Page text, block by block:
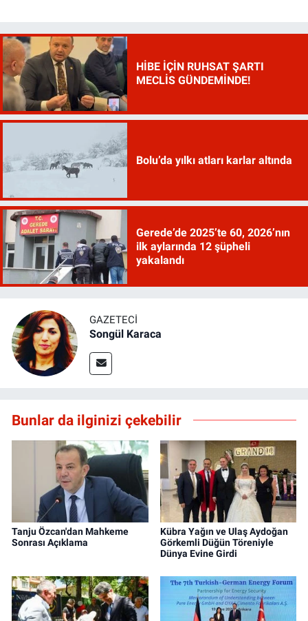
HİBE İÇİN RUHSAT ŞARTI
MECLİS GÜNDEMİNDE!
Bolu’da yılkı atları karlar altında
Gerede’de 2025’te 60, 2026’nın
ilk aylarında 12 şüpheli
yakalandı
GAZETECI
Songül Karaca
Bunlar da ilginizi çekebilir
Tanju Özcan'dan Mahkeme
Sonrası Açıklama
Kübra Yağın ve Ulaş Aydoğan
Görkemli Düğün Töreniyle
Dünya Evine Girdi